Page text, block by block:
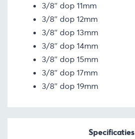
3/8″ dop 11mm
3/8″ dop 12mm
3/8″ dop 13mm
3/8″ dop 14mm
3/8″ dop 15mm
3/8″ dop 17mm
3/8″ dop 19mm
Specificaties